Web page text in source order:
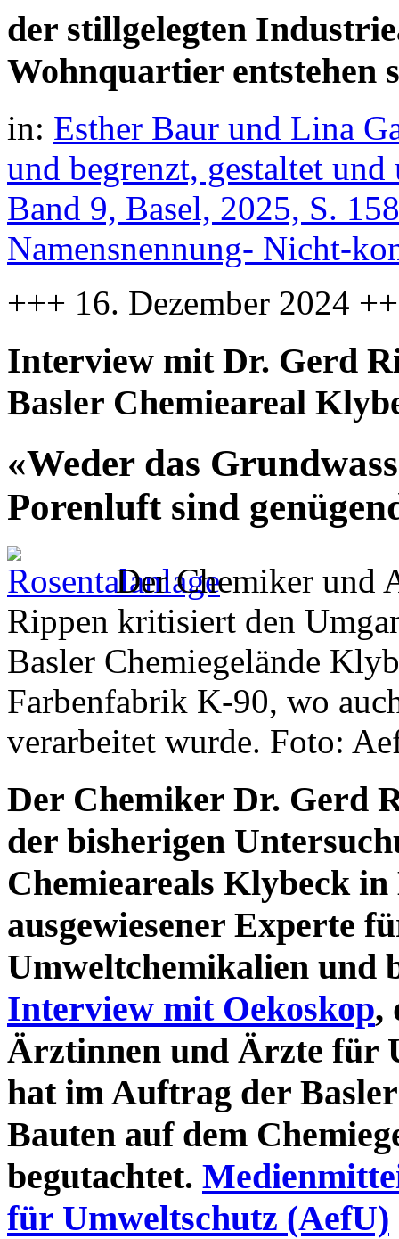
der stillgelegten
Wohnquartier entstehen
in: Esther Baur und Lina
und begrenzt, gestaltet
Band 9, Basel, 2025, S.
Namensnennung- Nicht-
+++ 16. Dezember 2024
Interview mit Dr. Gerd
Basler Chemieareal
«Weder das
Porenluft sind
Der Chemiker und
Rippen kritisiert den
Basler Chemiegelände
Farbenfabrik K-90, wo
verarbeitet wurde. Foto:
Der Chemiker Dr. Gerd
der bisherigen
Chemieareals Klybeck in
ausgewiesener Experte
Umweltchemikalien und
Interview mit Oekoskop,
Ärztinnen und Ärzte für
hat im Auftrag der
Bauten auf dem
begutachtet.
für Umweltschutz (AefU)